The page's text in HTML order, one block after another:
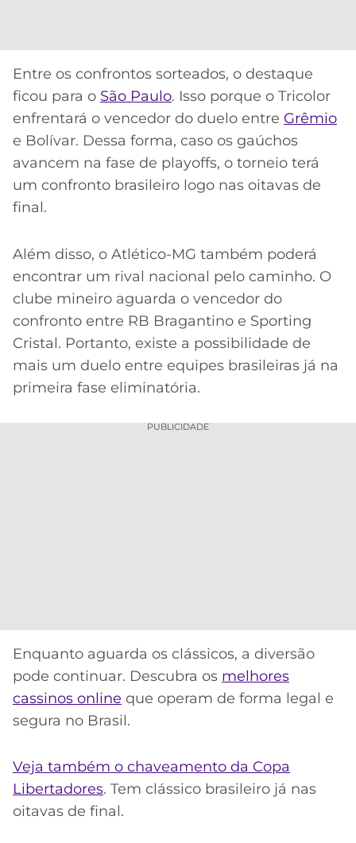
Entre os confrontos sorteados, o destaque
ficou para o São Paulo. Isso porque o Tricolor
enfrentará o vencedor do duelo entre Grêmio
e Bolívar. Dessa forma, caso os gaúchos
avancem na fase de playoffs, o torneio terá
um confronto brasileiro logo nas oitavas de
final.
Além disso, o Atlético-MG também poderá
encontrar um rival nacional pelo caminho. O
clube mineiro aguarda o vencedor do
confronto entre RB Bragantino e Sporting
Cristal. Portanto, existe a possibilidade de
mais um duelo entre equipes brasileiras já na
primeira fase eliminatória.
PUBLICIDADE
Enquanto aguarda os clássicos, a diversão
pode continuar. Descubra os melhores
cassinos online que operam de forma legal e
segura no Brasil.
Veja também o chaveamento da Copa
Libertadores. Tem clássico brasileiro já nas
oitavas de final.